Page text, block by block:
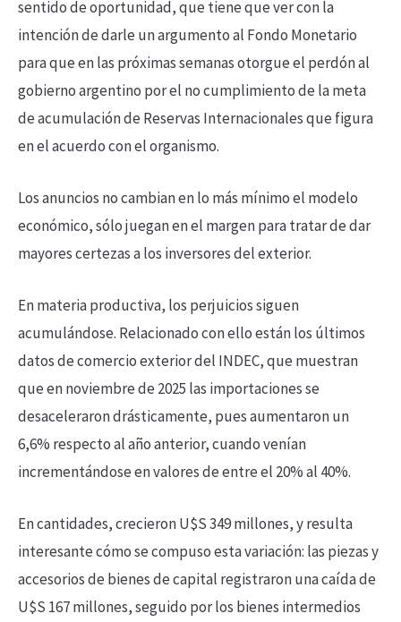
sentido de oportunidad, que tiene que ver con la
intención de darle un argumento al Fondo Monetario
para que en las próximas semanas otorgue el perdón al
gobierno argentino por el no cumplimiento de la meta
de acumulación de Reservas Internacionales que figura
en el acuerdo con el organismo.
Los anuncios no cambian en lo más mínimo el modelo
económico, sólo juegan en el margen para tratar de dar
mayores certezas a los inversores del exterior.
En materia productiva, los perjuicios siguen
acumulándose. Relacionado con ello están los últimos
datos de comercio exterior del INDEC, que muestran
que en noviembre de 2025 las importaciones se
desaceleraron drásticamente, pues aumentaron un
6,6% respecto al año anterior, cuando venían
incrementándose en valores de entre el 20% al 40%.
En cantidades, crecieron U$S 349 millones, y resulta
interesante cómo se compuso esta variación: las piezas y
accesorios de bienes de capital registraron una caída de
U$S 167 millones, seguido por los bienes intermedios